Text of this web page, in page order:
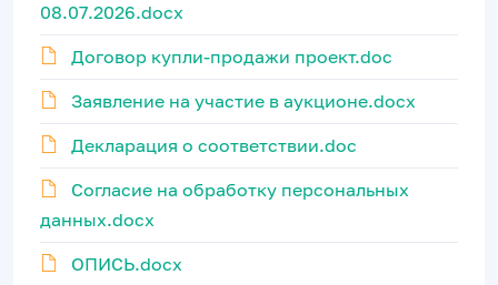
08.07.2026.docx
Договор купли-продажи проект.doc
Заявление на участие в аукционе.docx
Декларация о соответствии.doc
Согласие на обработку персональных
данных.docx
ОПИСЬ.docx